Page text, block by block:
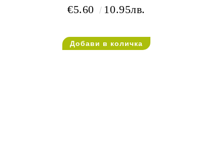
€5.60 10.95лв.